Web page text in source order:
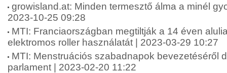
growisland.at: Minden termesztő álma a minél
2023-10-25 09:28
MTI: Franciaországban megtiltják a 14 éven
elektromos roller használatát | 2023-03-29 10:27
MTI: Menstruációs szabadnapok bevezetéséről
parlament | 2023-02-20 11:22